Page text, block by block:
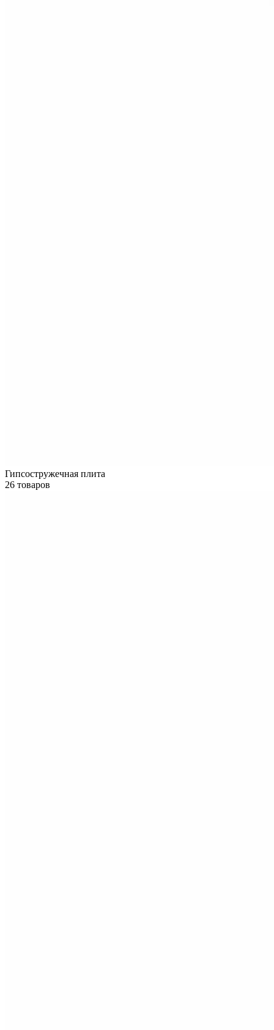
Гипсостружечная плита
26 товаров